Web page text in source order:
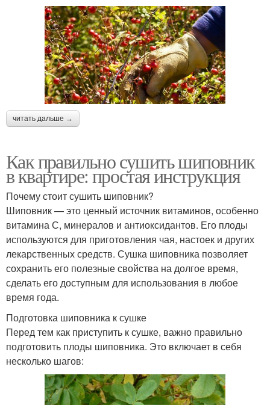
читать дальше →
Как правильно сушить шиповник
в квартире: простая инструкция
Почему стоит сушить шиповник?
Шиповник — это ценный источник витаминов, особенно
витамина С, минералов и антиоксидантов. Его плоды
используются для приготовления чая, настоек и других
лекарственных средств. Сушка шиповника позволяет
сохранить его полезные свойства на долгое время,
сделать его доступным для использования в любое
время года.
Подготовка шиповника к сушке
Перед тем как приступить к сушке, важно правильно
подготовить плоды шиповника. Это включает в себя
несколько шагов: